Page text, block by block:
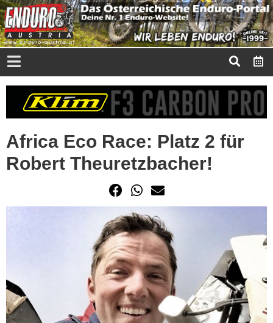
Africa Eco Race: Platz 2 für
Robert Theuretzbacher!